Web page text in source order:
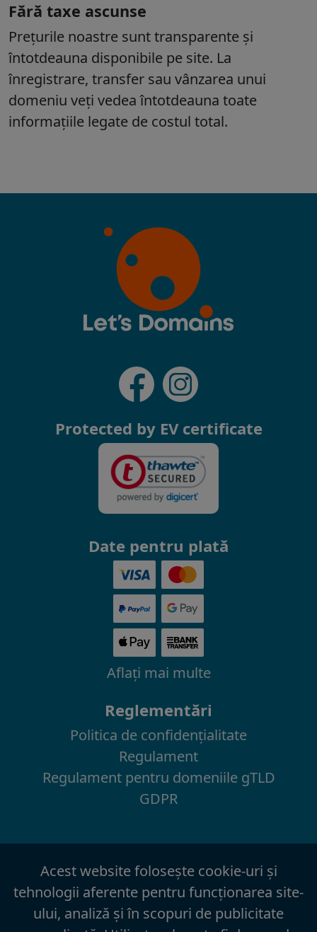
Protected by EV certificate
Date pentru plată
Aflaţi mai multe
Reglementări
Politica de confidenţialitate
Regulament
Regulament pentru domeniile gTLD
GDPR
Acest website foloseşte cookie-uri şi
tehnologii aferente pentru funcţionarea site-
ului, analiză şi în scopuri de publicitate